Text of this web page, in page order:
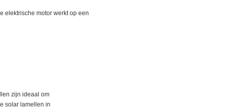
elektrische motor werkt op een
zijn ideaal om
solar lamellen in